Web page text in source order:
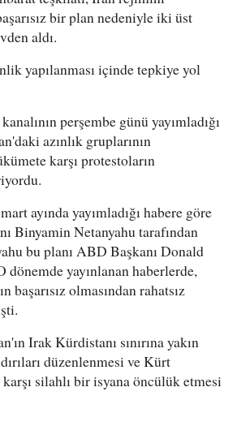
bir plan nedeniyle iki üst
aldı.
yapılanması içinde tepkiye yol
perşembe günü yayımladığı
azınlık gruplarının
karşı protestoların
ayında yayımladığı habere göre
Binyamin Netanyahu tarafından
bu planı ABD Başkanı Donald
yayınlanan haberlerde,
başarısız olmasından rahatsız
Irak Kürdistanı sınırına yakın
düzenlenmesi ve Kürt
silahlı bir isyana öncülük etmesi